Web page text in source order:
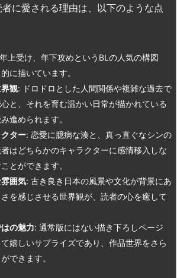
に愛される理由は、以下のような点
上受け、年下攻めというBLの人気の構図
に描いています。
観: ドロドロとした人間関係や複雑な過去で
と、それを育む温かい日常が描かれている
進められます。
ター: 恋愛に臆病な湊と、真っ直ぐなシンの
はどちらかのキャラクターに感情移入しな
とができます。
囲気: 古き良き日本の風景や文化が背景にあ
を感じさせる世界観が、読者の心を癒して
の魅力: 通常版にはない描き下ろしページ
嬉しいサプライズであり、作品世界をさら
できます。